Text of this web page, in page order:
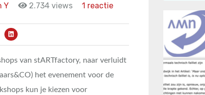
Y 2.734 views 1 reactie
van stARTfactory, naar verluidt
het evenement voor de
kun je kiezen voor